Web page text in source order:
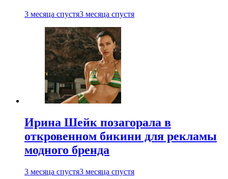
3 месяца спустя3 месяца спустя
Ирина Шейк позагорала в
откровенном бикини для рекламы
модного бренда
3 месяца спустя3 месяца спустя